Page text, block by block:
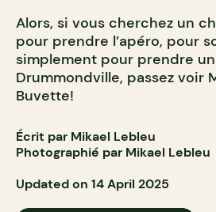
Alors, si vous cherchez un
pour prendre l’apéro, pour
simplement pour prendre
Drummondville, passez voir
Buvette!
Écrit par Mikael Lebleu
Photographié par Mikael Lebleu
Updated on 14 April 2025